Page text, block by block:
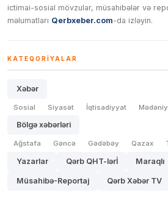
ictimai-sosial mövzular, müsahibələr və
məlumatları Qerbxeber.com-da izləyin.
KATEQORIYALAR
Xəbər
Sosial Siyasət İqtisadiyyat
Bölgə xəbərləri
Ağstafa Gəncə Gədəbəy Qazax
Yazarlar Qərb QHT-lərİ Maraqlı
Müsahibə-Reportaj Qərb Xəbər TV